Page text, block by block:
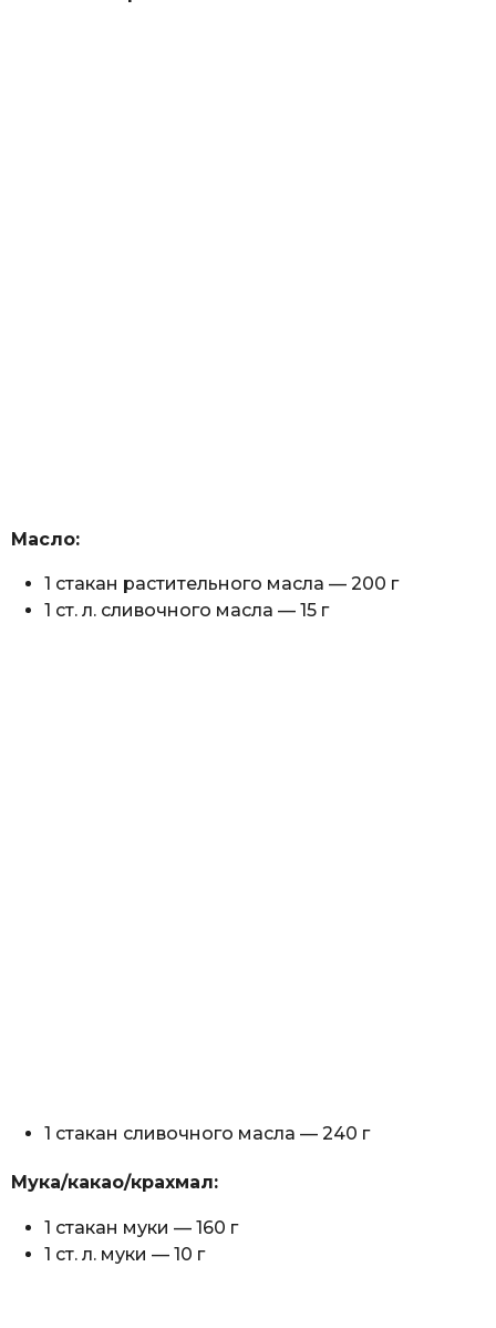
Масло:
1 стакан растительного масла — 200 г
1 ст. л. сливочного масла — 15 г
1 стакан сливочного масла — 240 г
Мука/какао/крахмал:
1 стакан муки — 160 г
1 ст. л. муки — 10 г